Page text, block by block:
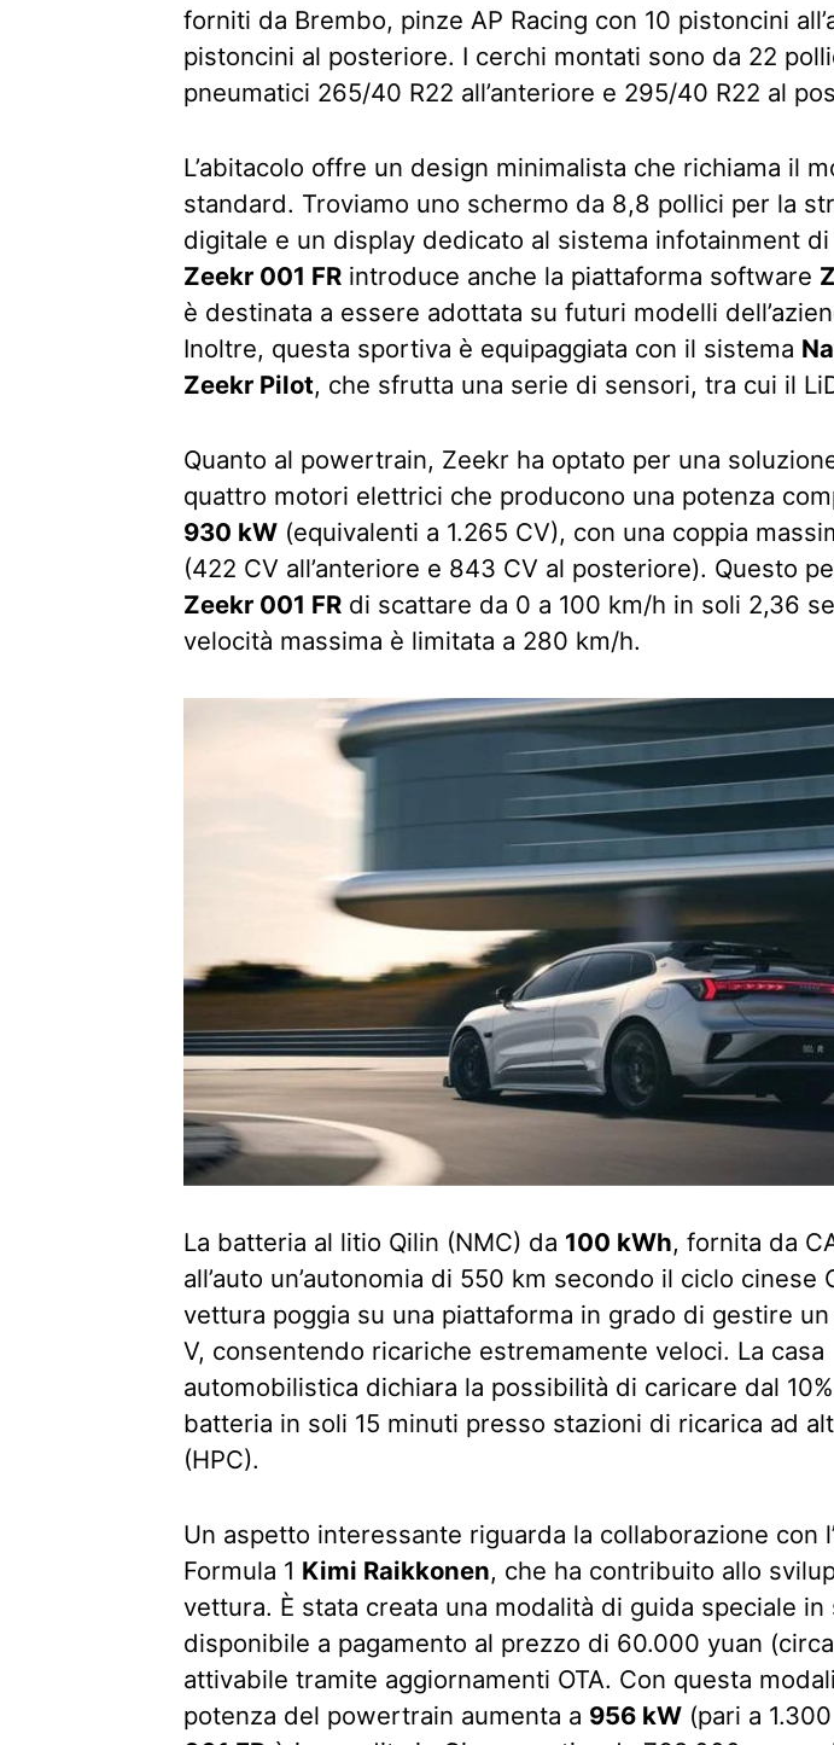
forniti da Brembo, pinze AP Racing con 10 pistoncini
pistoncini al posteriore. I cerchi montati sono da 22
pneumatici 265/40 R22 all’anteriore e 295/40 R22 al
L’abitacolo offre un design minimalista che richiama il
standard. Troviamo uno schermo da 8,8 pollici per la
digitale e un display dedicato al sistema infotainment di
Zeekr 001 FR introduce anche la piattaforma software
è destinata a essere adottata su futuri modelli
Inoltre, questa sportiva è equipaggiata con il sistema
Zeekr Pilot, che sfrutta una serie di sensori, tra cui il
Quanto al powertrain, Zeekr ha optato per una
quattro motori elettrici che producono una potenza
930 kW (equivalenti a 1.265 CV), con una coppia
(422 CV all’anteriore e 843 CV al posteriore). Questo
Zeekr 001 FR di scattare da 0 a 100 km/h in soli 2,36
velocità massima è limitata a 280 km/h.
La batteria al litio Qilin (NMC) da 100 kWh, fornita da
all’auto un’autonomia di 550 km secondo il ciclo cinese
vettura poggia su una piattaforma in grado di gestire
V, consentendo ricariche estremamente veloci. La casa
automobilistica dichiara la possibilità di caricare dal 10%
batteria in soli 15 minuti presso stazioni di ricarica ad
(HPC).
Un aspetto interessante riguarda la collaborazione con
Formula 1 Kimi Raikkonen, che ha contribuito allo
vettura. È stata creata una modalità di guida speciale in
disponibile a pagamento al prezzo di 60.000 yuan
attivabile tramite aggiornamenti OTA. Con questa
potenza del powertrain aumenta a 956 kW (pari a